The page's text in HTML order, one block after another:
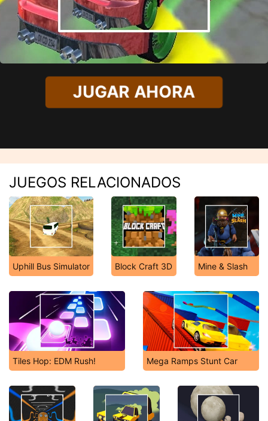
JUGAR AHORA
JUEGOS RELACIONADOS
Uphill Bus Simulator Block Craft 3D Mine & Slash
Tiles Hop: EDM Rush! Mega Ramps Stunt Car